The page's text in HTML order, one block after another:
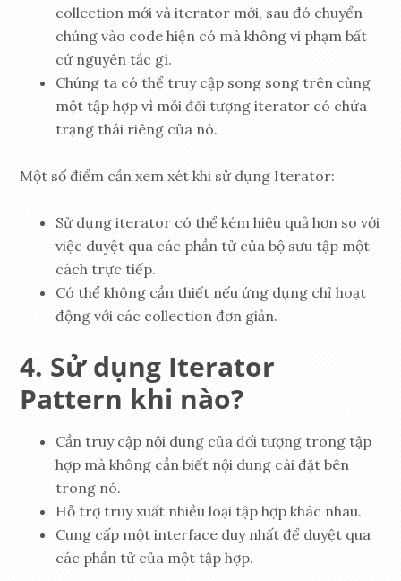
collection mới và iterator mới, sau đó chuyển
chúng vào code hiện có mà không vi phạm bất
cứ nguyên tắc gì.
Chúng ta có thể truy cập song song trên cùng
một tập hợp vì mỗi đối tượng iterator có chứa
trạng thái riêng của nó.
Một số điểm cần xem xét khi sử dụng Iterator:
Sử dụng iterator có thể kém hiệu quả hơn so với
việc duyệt qua các phần tử của bộ sưu tập một
cách trực tiếp.
Có thể không cần thiết nếu ứng dụng chỉ hoạt
động với các collection đơn giản.
Sử dụng Iterator
Pattern khi nào?
Cần truy cập nội dung của đối tượng trong tập
hợp mà không cần biết nội dung cài đặt bên
trong nó.
Hỗ trợ truy xuất nhiều loại tập hợp khác nhau.
Cung cấp một interface duy nhất để duyệt qua
các phần tử của một tập hợp.